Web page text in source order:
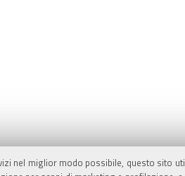
nel miglior modo possibile, questo sito